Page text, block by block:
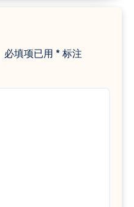
必填项已用 *标注